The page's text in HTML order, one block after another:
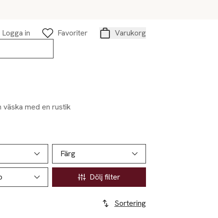
Logga in
Favoriter
Varukorg
med en rustik
Färg
Dölj filter
Sortering